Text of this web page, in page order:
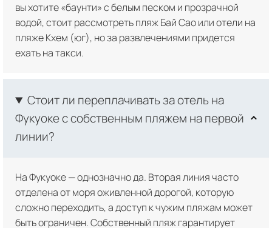
вы хотите «баунти» с белым песком и прозрачной
водой, стоит рассмотреть пляж Бай Сао или отели на
пляже Кхем (юг), но за развлечениями придется
ехать на такси.
Стоит ли переплачивать за отель на
Фукуоке с собственным пляжем на первой
линии?
На Фукуоке — однозначно да. Вторая линия часто
отделена от моря оживленной дорогой, которую
сложно переходить, а доступ к чужим пляжам может
быть ограничен. Собственный пляж гарантирует